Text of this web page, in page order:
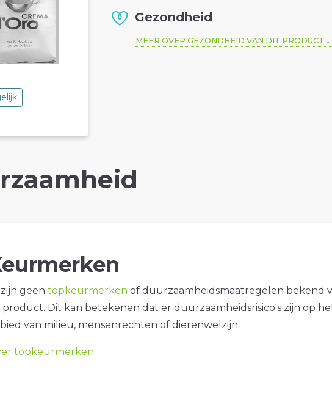
Gezondheid
MEER OVER GEZONDHEID VAN DIT PRODUCT
geen topkeurmerken of duurzaamheidsmaatregelen bekend
product. Dit kan betekenen dat er duurzaamheidsrisico's zijn op
van milieu, mensenrechten of dierenwelzijn.
topkeurmerken